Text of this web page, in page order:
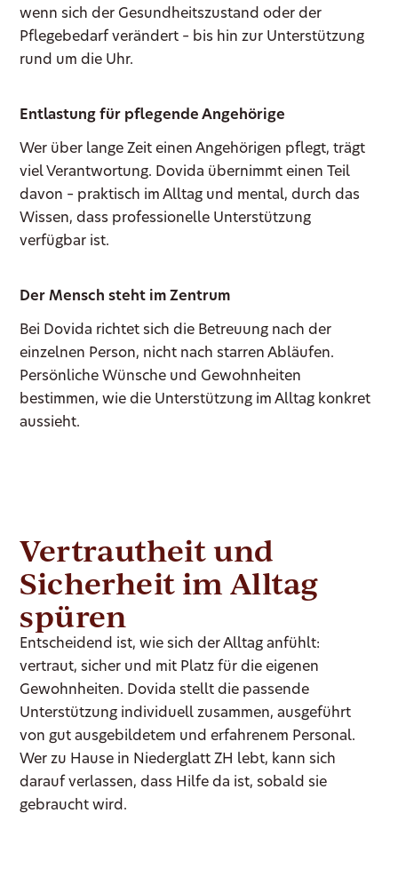
wenn sich der Gesundheitszustand oder der
Pflegebedarf verändert – bis hin zur Unterstützung
rund um die Uhr.
Entlastung für pflegende Angehörige
Wer über lange Zeit einen Angehörigen pflegt, trägt
viel Verantwortung. Dovida übernimmt einen Teil
davon – praktisch im Alltag und mental, durch das
Wissen, dass professionelle Unterstützung
verfügbar ist.
Der Mensch steht im Zentrum
Bei Dovida richtet sich die Betreuung nach der
einzelnen Person, nicht nach starren Abläufen.
Persönliche Wünsche und Gewohnheiten
bestimmen, wie die Unterstützung im Alltag konkret
aussieht.
Vertrautheit und
Sicherheit im Alltag
spüren
Entscheidend ist, wie sich der Alltag anfühlt:
vertraut, sicher und mit Platz für die eigenen
Gewohnheiten. Dovida stellt die passende
Unterstützung individuell zusammen, ausgeführt
von gut ausgebildetem und erfahrenem Personal.
Wer zu Hause in Niederglatt ZH lebt, kann sich
darauf verlassen, dass Hilfe da ist, sobald sie
gebraucht wird.